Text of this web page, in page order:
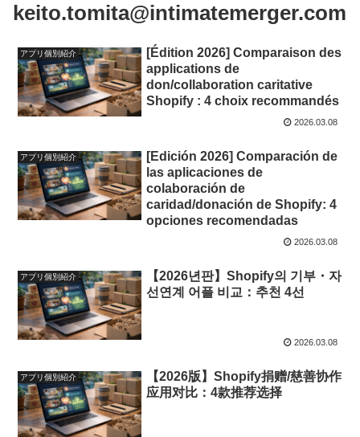
keito.tomita@intimatemerger.com
アプリ個別紹介
[Édition 2026] Comparaison des
applications de
don/collaboration caritative
Shopify : 4 choix recommandés
2026.03.08
アプリ個別紹介
[Edición 2026] Comparación de
las aplicaciones de
colaboración de
caridad/donación de Shopify: 4
opciones recomendadas
2026.03.08
アプリ個別紹介
【2026년판】Shopify의 기부・자
선연계 어플 비교：추천 4선
2026.03.08
アプリ個別紹介
【2026版】Shopify捐赠/慈善协作
应用对比：4款推荐选择